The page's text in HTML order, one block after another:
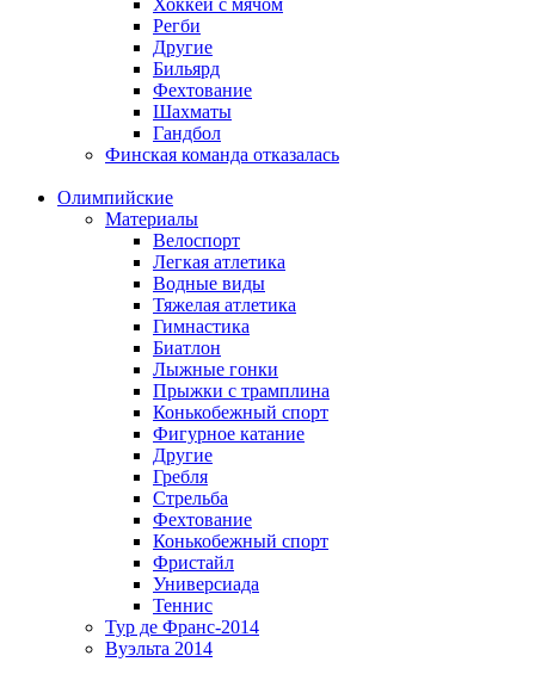
Хоккей с мячом
Регби
Другие
Бильярд
Фехтование
Шахматы
Гандбол
Финская команда отказалась
Олимпийские
Материалы
Велоспорт
Легкая атлетика
Водные виды
Тяжелая атлетика
Гимнастика
Биатлон
Лыжные гонки
Прыжки с трамплина
Конькобежный спорт
Фигурное катание
Другие
Гребля
Стрельба
Фехтование
Конькобежный спорт
Фристайл
Универсиада
Теннис
Тур де Франс-2014
Вуэльта 2014